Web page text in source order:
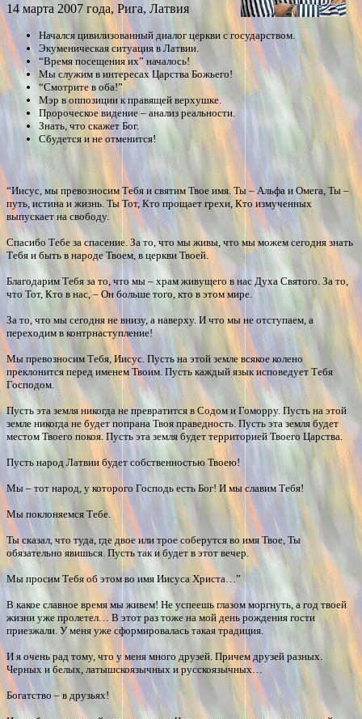
14 марта 2007 года, Рига, Латвия
Начался цивилизованный диалог церкви с государством.
Экуменическая ситуация в Латвии.
“Время посещения их” началось!
Мы служим в интересах Царства Божьего!
“Смотрите в оба!”
Мэр в оппозиции к правящей верхушке.
Пророческое видение – анализ реальности.
Знать, что скажет Бог.
Сбудется и не отменится!
“Иисус, мы превозносим Тебя и святим Твое имя. Ты – Альфа и Омега, Ты –
путь, истина и жизнь. Ты Тот, Кто прощает грехи, Кто измученных
выпускает на свободу.
Спасибо Тебе за спасение. За то, что мы живы, что мы можем сегодня знать
Тебя и быть в народе Твоем, в церкви Твоей.
Благодарим Тебя за то, что мы – храм живущего в нас Духа Святого. За то,
что Тот, Кто в нас, – Он больше того, кто в этом мире.
За то, что мы сегодня не внизу, а наверху. И что мы не отступаем, а
переходим в контрнаступление!
Мы превозносим Тебя, Иисус. Пусть на этой земле всякое колено
преклонится перед именем Твоим. Пусть каждый язык исповедует Тебя
Господом.
Пусть эта земля никогда не превратится в Содом и Гоморру. Пусть на этой
земле никогда не будет попрана Твоя праведность. Пусть эта земля будет
местом Твоего покоя. Пусть эта земля будет территорией Твоего Царства.
Пусть народ Латвии будет собственностью Твоею!
Мы – тот народ, у которого Господь есть Бог! И мы славим Тебя!
Мы поклоняемся Тебе.
Ты сказал, что туда, где двое или трое соберутся во имя Твое, Ты
обязательно явишься. Пусть так и будет в этот вечер.
Мы просим Тебя об этом во имя Иисуса Христа…”
В какое славное время мы живем! Не успеешь глазом моргнуть, а год твоей
жизни уже пролетел… В этот раз тоже на мой день рождения гости
приезжали. У меня уже сформировалась такая традиция.
И я очень рад тому, что у меня много друзей. Причем друзей разных.
Черных и белых, латышскоязычных и русскоязычных…
Богатство – в друзьях!